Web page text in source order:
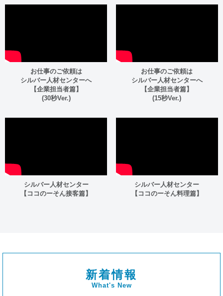
お仕事のご依頼は
シルバー人材センターへ
【企業担当者篇】
(30秒Ver.)
お仕事のご依頼は
シルバー人材センターへ
【企業担当者篇】
(15秒Ver.)
シルバー人材センター
【ココのーそん接客篇】
シルバー人材センター
【ココのーそん料理篇】
新着情報
What's New